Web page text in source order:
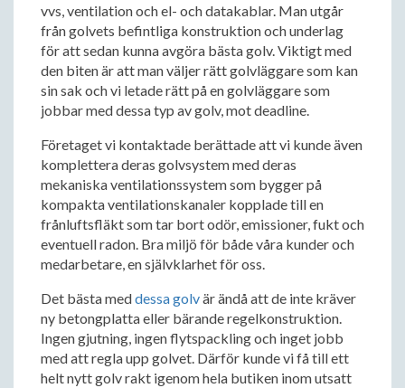
vvs, ventilation och el- och datakablar. Man utgår
från golvets befintliga konstruktion och underlag
för att sedan kunna avgöra bästa golv. Viktigt med
den biten är att man väljer rätt golvläggare som kan
sin sak och vi letade rätt på en golvläggare som
jobbar med dessa typ av golv, mot deadline.
Företaget vi kontaktade berättade att vi kunde även
komplettera deras golvsystem med deras
mekaniska ventilationssystem som bygger på
kompakta ventilationskanaler kopplade till en
frånluftsfläkt som tar bort odör, emissioner, fukt och
eventuell radon. Bra miljö för både våra kunder och
medarbetare, en självklarhet för oss.
Det bästa meddessa golvär ändå att de inte kräver
ny betongplatta eller bärande regelkonstruktion.
Ingen gjutning, ingen flytspackling och inget jobb
med att regla upp golvet. Därför kunde vi få till ett
helt nytt golv rakt igenom hela butiken inom utsatt